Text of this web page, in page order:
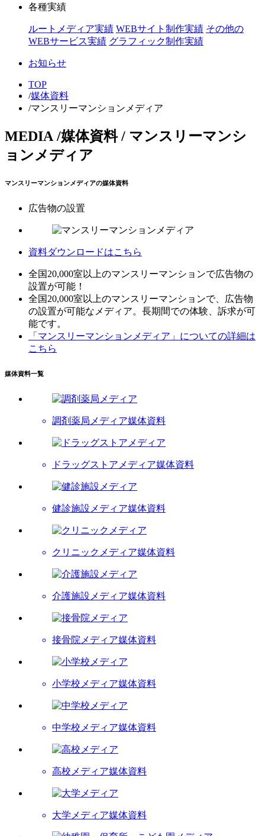
各種実績
ルートメディア実績 WEBサイト制作実績 その他の
WEBサービス実績 グラフィック制作実績
お知らせ
TOP
/媒体資料
/マンスリーマンションメディア
MEDIA /媒体資料 / マンスリーマンシ
ョンメディア
マンスリーマンションメディアの媒体資料
広告物の設置
資料ダウンロードはこちら
全国20,000室以上のマンスリーマンションで広告物の
設置が可能！
全国20,000室以上のマンスリーマンションで、広告物
の設置が可能なメディア。長期間での体験、訴求が可
能です。
「マンスリーマンションメディア」についての詳細は
こちら
媒体資料一覧
調剤薬局メディア媒体資料
ドラッグストアメディア媒体資料
健診施設メディア媒体資料
クリニックメディア媒体資料
介護施設メディア媒体資料
接骨院メディア媒体資料
小学校メディア媒体資料
中学校メディア媒体資料
高校メディア媒体資料
大学メディア媒体資料